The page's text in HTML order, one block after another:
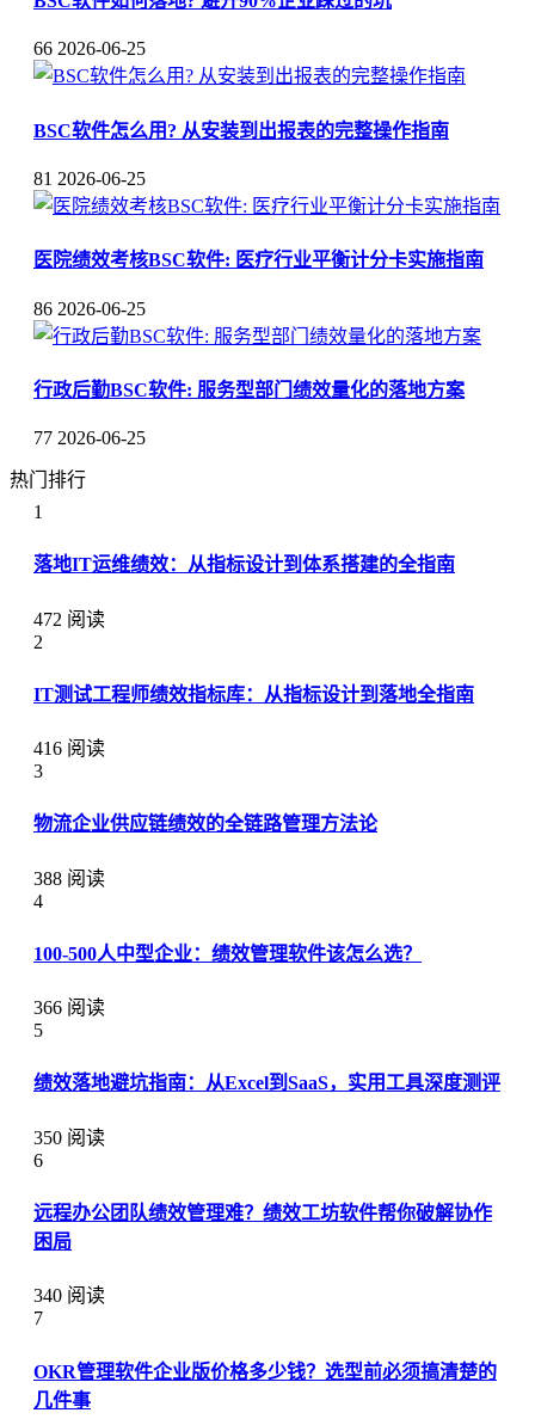
66 2026-06-25
BSC软件怎么用? 从安装到出报表的完整操作指南
81 2026-06-25
医院绩效考核BSC软件: 医疗行业平衡计分卡实施指南
86 2026-06-25
行政后勤BSC软件: 服务型部门绩效量化的落地方案
77 2026-06-25
热门排行
1
落地IT运维绩效：从指标设计到体系搭建的全指南
472 阅读
2
IT测试工程师绩效指标库：从指标设计到落地全指南
416 阅读
3
物流企业供应链绩效的全链路管理方法论
388 阅读
4
100-500人中型企业：绩效管理软件该怎么选？
366 阅读
5
绩效落地避坑指南：从Excel到SaaS，实用工具深度测评
350 阅读
6
远程办公团队绩效管理难？绩效工坊软件帮你破解协作
困局
340 阅读
7
OKR管理软件企业版价格多少钱？选型前必须搞清楚的
几件事